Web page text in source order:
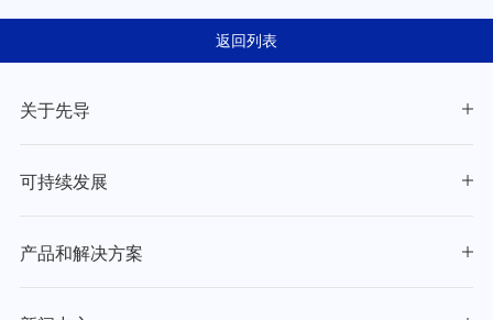
行业最佳进步企业表彰
返回列表
关于先导
可持续发展
产品和解决方案